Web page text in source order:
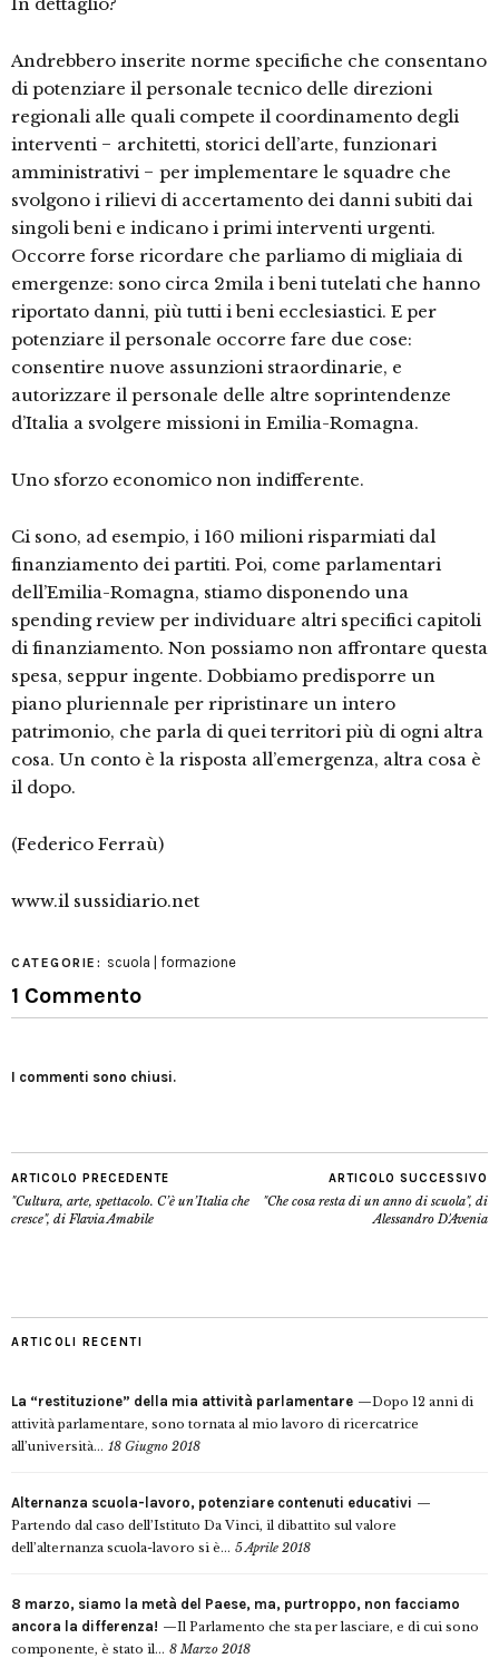
In dettaglio?
Andrebbero inserite norme specifiche che consentano
di potenziare il personale tecnico delle direzioni
regionali alle quali compete il coordinamento degli
interventi − architetti, storici dell’arte, funzionari
amministrativi − per implementare le squadre che
svolgono i rilievi di accertamento dei danni subiti dai
singoli beni e indicano i primi interventi urgenti.
Occorre forse ricordare che parliamo di migliaia di
emergenze: sono circa 2mila i beni tutelati che hanno
riportato danni, più tutti i beni ecclesiastici. E per
potenziare il personale occorre fare due cose:
consentire nuove assunzioni straordinarie, e
autorizzare il personale delle altre soprintendenze
d’Italia a svolgere missioni in Emilia-Romagna.
Uno sforzo economico non indifferente.
Ci sono, ad esempio, i 160 milioni risparmiati dal
finanziamento dei partiti. Poi, come parlamentari
dell’Emilia-Romagna, stiamo disponendo una
spending review per individuare altri specifici capitoli
di finanziamento. Non possiamo non affrontare questa
spesa, seppur ingente. Dobbiamo predisporre un
piano pluriennale per ripristinare un intero
patrimonio, che parla di quei territori più di ogni altra
cosa. Un conto è la risposta all’emergenza, altra cosa è
il dopo.
(Federico Ferraù)
www.il sussidiario.net
CATEGORIE: scuola | formazione
1 Commento
I commenti sono chiusi.
ARTICOLO PRECEDENTE
"Cultura, arte, spettacolo. C’è un’Italia che
cresce", di Flavia Amabile
ARTICOLO SUCCESSIVO
"Che cosa resta di un anno di scuola", di
Alessandro D'Avenia
ARTICOLI RECENTI
La “restituzione” della mia attività parlamentare
Dopo 12 anni di
attività parlamentare, sono tornata al mio lavoro di ricercatrice
all’università... 18 Giugno 2018
Alternanza scuola-lavoro, potenziare contenuti educativi
Partendo dal caso dell’Istituto Da Vinci, il dibattito sul valore
dell’alternanza scuola-lavoro si è... 5 Aprile 2018
8 marzo, siamo la metà del Paese, ma, purtroppo, non facciamo
ancora la differenza!
Il Parlamento che sta per lasciare, e di cui sono
componente, è stato il... 8 Marzo 2018